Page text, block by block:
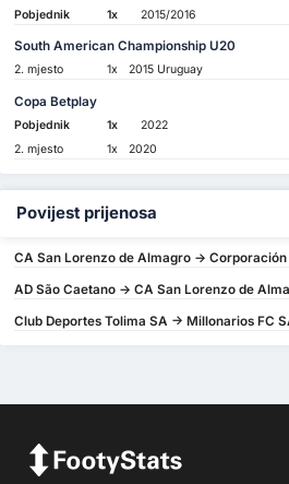
Pobjednik 1x 2015/2016
South American Championship U20
2. mjesto 1x 2015 Uruguay
Copa Betplay
Pobjednik 1x
2022
2. mjesto
1x 2020
Povijest prijenosa
CA San Lorenzo de Almagro ->
AD São Caetano -> CA San Lorenzo de
Club Deportes Tolima SA -> Millonarios FC